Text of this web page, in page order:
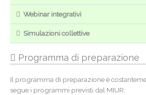
Webinar integrativi
Simulazioni collettive
Programma di preparazione
Il programma di preparazione è
segue i programmi previsti dal MIUR.